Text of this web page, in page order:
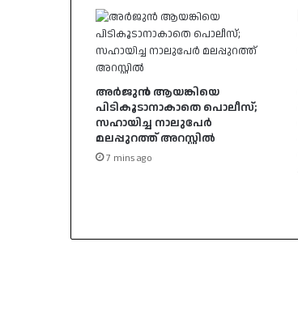
അർജുൻ ആയങ്കിയെ
പിടികൂടാനാകാതെ പൊലീസ്;
സഹായിച്ച നാലുപേർ
മലപ്പുറത്ത് അറസ്റ്റിൽ
7 mins ago